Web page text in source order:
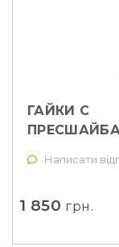
ГАЙКИ
ПРЕСШАЙБА
Написати
1 850 грн.